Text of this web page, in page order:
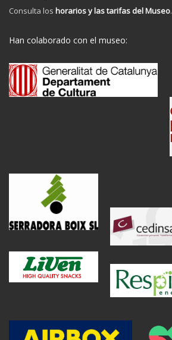
Consulta los horarios y las tarifas del Museo.
Han colaborado con el museo: